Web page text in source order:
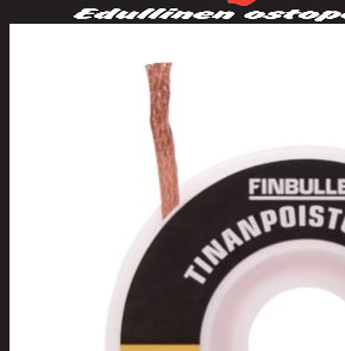
Tuotevalikoima
Joulu